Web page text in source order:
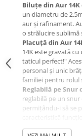
Biluțe din Aur 14K
un diametru de
aur și rafinament.
o strălucire sublimă
Placuță din Aur
14K este gravată
taticul perfect!"
personal și unic
familiei pentru rolul
Reglabilă pe Snur
reglabilă pe un
permițându-i să se
Această brățară